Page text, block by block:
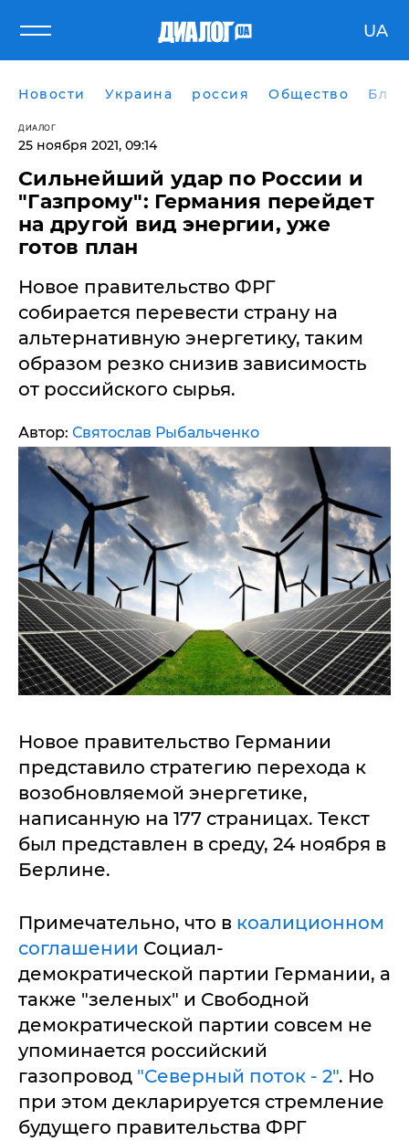
UA
Новости Украина россия Общество
ДИАЛОГ
25 ноября 2021, 09:14
Сильнейший удар по России и
"Газпрому": Германия перейдет
на другой вид энергии, уже
готов план
Новое правительство ФРГ
собирается перевести страну на
альтернативную энергетику, таким
образом резко снизив зависимость
от российского сырья.
Автор: Святослав Рыбальченко
Новое правительство Германии
представило стратегию перехода к
возобновляемой энергетике,
написанную на 177 страницах. Текст
был представлен в среду, 24 ноября в
Берлине.
Примечательно, что в коалиционном
соглашении Социал-
демократической партии Германии, а
также "зеленых" и Свободной
демократической партии совсем не
упоминается российский
газопровод "Северный поток - 2". Но
при этом декларируется стремление
будущего правительства ФРГ